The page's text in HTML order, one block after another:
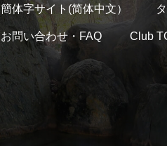
簡体字サイト(简体中文）
お問い合わせ・FAQ Club